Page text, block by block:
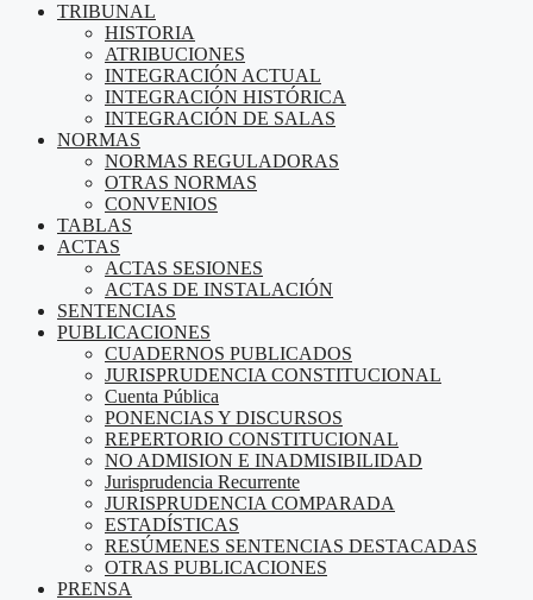
TRIBUNAL
HISTORIA
ATRIBUCIONES
INTEGRACIÓN ACTUAL
INTEGRACIÓN HISTÓRICA
INTEGRACIÓN DE SALAS
NORMAS
NORMAS REGULADORAS
OTRAS NORMAS
CONVENIOS
TABLAS
ACTAS
ACTAS SESIONES
ACTAS DE INSTALACIÓN
SENTENCIAS
PUBLICACIONES
CUADERNOS PUBLICADOS
JURISPRUDENCIA CONSTITUCIONAL
Cuenta Pública
PONENCIAS Y DISCURSOS
REPERTORIO CONSTITUCIONAL
NO ADMISION E INADMISIBILIDAD
Jurisprudencia Recurrente
JURISPRUDENCIA COMPARADA
ESTADÍSTICAS
RESÚMENES SENTENCIAS DESTACADAS
OTRAS PUBLICACIONES
PRENSA